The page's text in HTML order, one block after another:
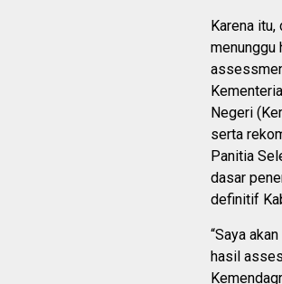
Karena
menunggu
Negeri
serta
Panitia
dasar
definitif
“Saya
hasil